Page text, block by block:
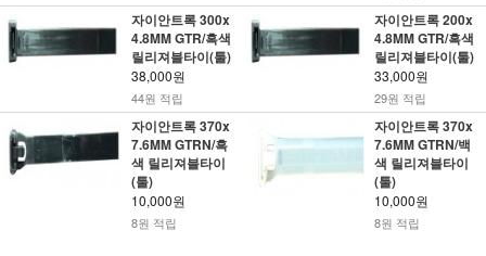
자이안트록 300x
4.8MM GTR/흑색
릴리져블타이(툴)
38,000원
44원 적립
자이안트록 200x
4.8MM GTR/흑색
릴리져블타이(툴)
33,000원
29원 적립
자이안트록 370x
7.6MM GTRN/흑
색 릴리져블타이
(툴)
10,000원
8원 적립
자이안트록 370x
7.6MM GTRN/백
색 릴리져블타이
(툴)
10,000원
8원 적립